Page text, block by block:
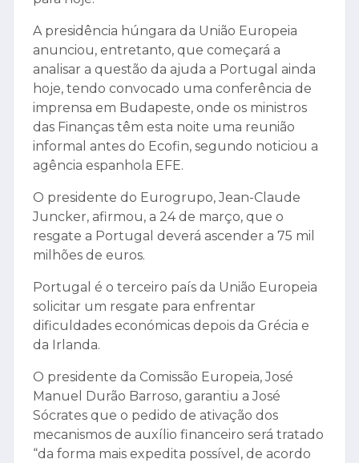
A presidência húngara da União Europeia
anunciou, entretanto, que começará a
analisar a questão da ajuda a Portugal ainda
hoje, tendo convocado uma conferência de
imprensa em Budapeste, onde os ministros
das Finanças têm esta noite uma reunião
informal antes do Ecofin, segundo noticiou a
agência espanhola EFE.
O presidente do Eurogrupo, Jean-Claude
Juncker, afirmou, a 24 de março, que o
resgate a Portugal deverá ascender a 75 mil
milhões de euros.
Portugal é o terceiro país da União Europeia
solicitar um resgate para enfrentar
dificuldades económicas depois da Grécia e
da Irlanda.
O presidente da Comissão Europeia, José
Manuel Durão Barroso, garantiu a José
Sócrates que o pedido de ativação dos
mecanismos de auxílio financeiro será tratado
“da forma mais expedita possível, de acordo